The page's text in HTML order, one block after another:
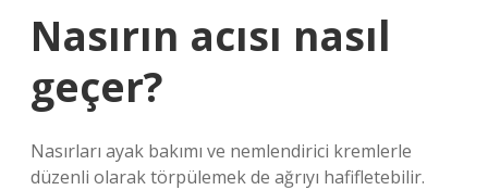
Nasırın acısı nasıl
geçer?
Nasırları ayak bakımı ve nemlendirici kremlerle
düzenli olarak törpülemek de ağrıyı hafifletebilir.